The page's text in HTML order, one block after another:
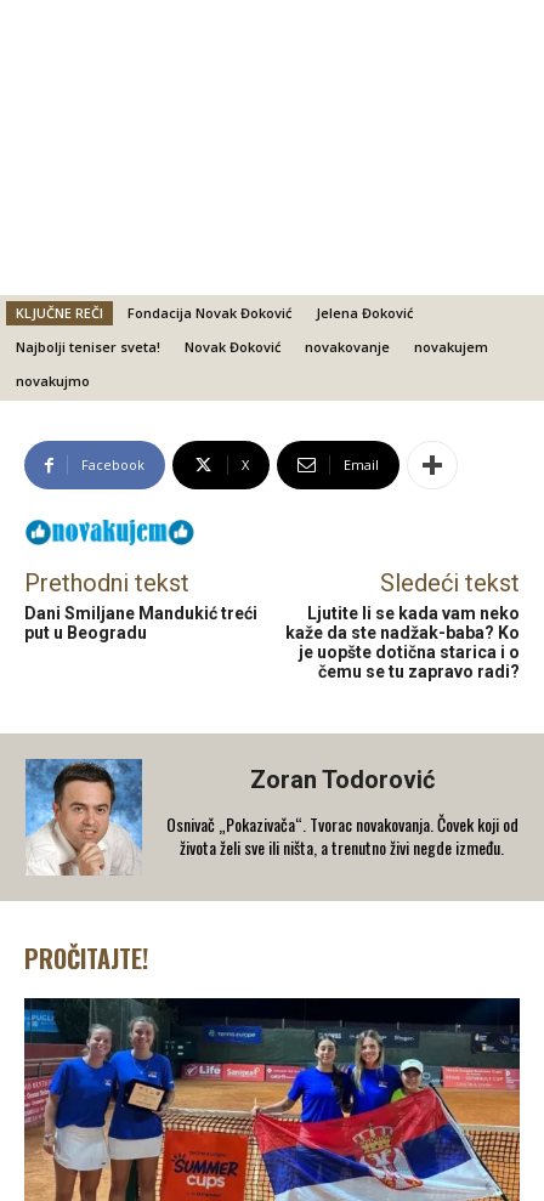
KLJUČNE REČI Fondacija Novak Đoković
Jelena Đoković
Najbolji teniser sveta!
Novak Đoković novakovanje
novakujem
novakujmo
Facebook X Email
Prethodni tekst
Dani Smiljane Mandukić treći
put u Beogradu
Sledeći tekst
Ljutite li se kada vam neko
kaže da ste nadžak-baba? Ko
je uopšte dotična starica i o
čemu se tu zapravo radi?
Zoran Todorović
Osnivač „Pokazivača“. Tvorac novakovanja. Čovek koji od
života želi sve ili ništa, a trenutno živi negde između.
PROČITAJTE!